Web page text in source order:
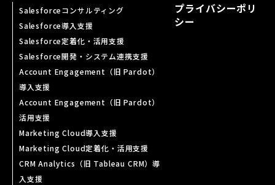
Salesforceコンサルティング
Salesforce導入支援
Salesforce定着化・活用支援
Salesforce開発・システム連携支援
Account Engagement（旧 Pardot）
導入支援
Account Engagement（旧 Pardot）
活用支援
Marketing Cloud導入支援
Marketing Cloud定着化・活用支援
CRM Analytics（旧 Tableau CRM）導
入支援
プライバシーポリ
シー